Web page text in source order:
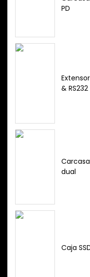
PD
& RS232
dual
Caja